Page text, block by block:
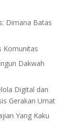
Dimana Batas
Komunitas
Dakwah
Digital dan
Gerakan Umat
Yang Kaku